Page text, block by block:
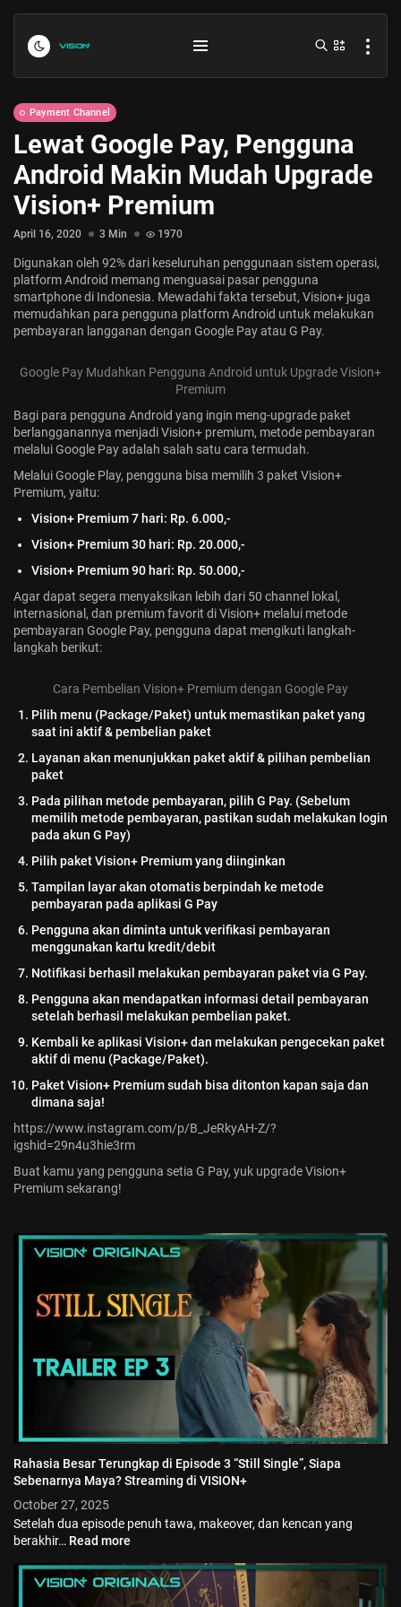
Indonesia vs Kamboja Hari Ini...
July 27, 2026 4 Min
Formula 1 Hungarian Grand Prix...
Jadwal ASEAN Hyundai Cup 2026...
July 22, 2026 3 Min
Payment Channel
Lewat Google Pay, Pengguna
Android Makin Mudah Upgrade
Vision+ Premium
April 16, 2020 3 Min 1970
Rahasia Besar Terungkap di Episode 3 “Still Single”, Siapa
Sebenarnya Maya? Streaming di VISION+
October 27, 2025
Setelah dua episode penuh tawa, makeover, dan kencan yang
berakhir… Read more
Digunakan oleh 92% dari keseluruhan penggunaan sistem operasi,
platform Android memang menguasai pasar pengguna
smartphone di Indonesia. Mewadahi fakta tersebut, Vision+ juga
memudahkan para pengguna platform Android untuk melakukan
pembayaran langganan dengan Google Pay atau G Pay.
Google Pay Mudahkan Pengguna Android untuk Upgrade Vision+
Premium
Bagi para pengguna Android yang ingin meng-upgrade paket
berlangganannya menjadi Vision+ premium, metode pembayaran
melalui Google Pay adalah salah satu cara termudah.
Melalui Google Play, pengguna bisa memilih 3 paket Vision+
Premium, yaitu:
Vision+ Premium 7 hari: Rp. 6.000,-
Vision+ Premium 30 hari: Rp. 20.000,-
Vision+ Premium 90 hari: Rp. 50.000,-
Agar dapat segera menyaksikan lebih dari 50 channel lokal,
internasional, dan premium favorit di Vision+ melalui metode
pembayaran Google Pay, pengguna dapat mengikuti langkah-
langkah berikut:
Cara Pembelian Vision+ Premium dengan Google Pay
Pilih menu (Package/Paket) untuk memastikan paket yang
saat ini aktif & pembelian paket
Layanan akan menunjukkan paket aktif & pilihan pembelian
paket
Pada pilihan metode pembayaran, pilih G Pay. (Sebelum
memilih metode pembayaran, pastikan sudah melakukan login
pada akun G Pay)
Pilih paket Vision+ Premium yang diinginkan
Tampilan layar akan otomatis berpindah ke metode
pembayaran pada aplikasi G Pay
Pengguna akan diminta untuk verifikasi pembayaran
menggunakan kartu kredit/debit
Notifikasi berhasil melakukan pembayaran paket via G Pay.
Pengguna akan mendapatkan informasi detail pembayaran
setelah berhasil melakukan pembelian paket.
Kembali ke aplikasi Vision+ dan melakukan pengecekan paket
aktif di menu (Package/Paket).
Paket Vision+ Premium sudah bisa ditonton kapan saja dan
dimana saja!
https://www.instagram.com/p/B_JeRkyAH-Z/?
igshid=29n4u3hie3rm
Buat kamu yang pengguna setia G Pay, yuk upgrade Vision+
Premium sekarang!